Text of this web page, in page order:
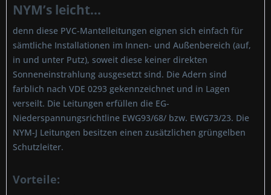
NYM’s leicht...
denn diese PVC-Mantelleitungen eignen sich einfach für
sämtliche Installationen im Innen- und Außenbereich (auf,
in und unter Putz), soweit diese keiner direkten
Sonneneinstrahlung ausgesetzt sind. Die Adern sind
farblich nach VDE 0293 gekennzeichnet und in Lagen
verseilt. Die Leitungen erfüllen die EG-
Niederspannungsrichtline EWG93/68/ bzw. EWG73/23. Die
NYM-J Leitungen besitzen einen zusätzlichen grüngelben
Schutzleiter.
Vorteile: